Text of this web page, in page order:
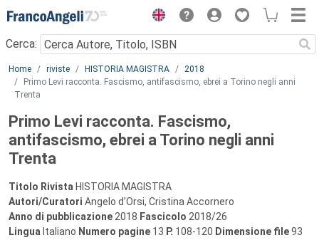
Menu
Cerca:
Main content
Home riviste HISTORIA MAGISTRA
2018
Primo Levi racconta. Fascismo, antifascismo, ebrei a Torino negli anni
Trenta
Primo Levi racconta. Fascismo,
antifascismo, ebrei a Torino negli anni
Trenta
Titolo Rivista HISTORIA MAGISTRA
Autori/Curatori Angelo d’Orsi, Cristina Accornero
Anno di pubblicazione 2018 Fascicolo 2018/26
Lingua Italiano Numero pagine 13 P. 108-120 Dimensione file93